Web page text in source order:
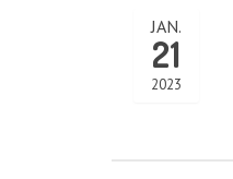
JAN.
21
2023